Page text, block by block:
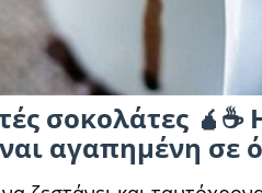
σοκολάτες
αγαπημένη σε